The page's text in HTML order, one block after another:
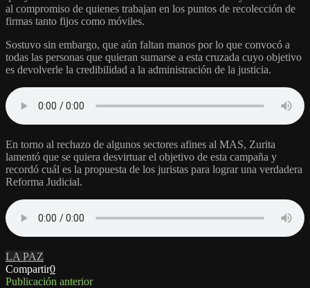
al compromiso de quienes trabajan en los puntos de recolección de
firmas tanto fijos como móviles.
Sostuvo sin embargo, que aún faltan manos por lo que convocó a
todas las personas que quieran sumarse a esta cruzada cuyo objetivo
es devolverle la credibilidad a la administración de la justicia.
En torno al rechazo de algunos sectores afines al MAS, Zurita
lamentó que se quiera desvirtuar el objetivo de esta campaña y
recordó cuál es la propuesta de los juristas para lograr una verdadera
Reforma Judicial.
LA PAZ
Compartir0
Publicación anterior